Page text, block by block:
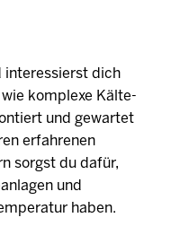
interessierst dich
komplexe Kälte-
und gewartet
erfahrenen
sorgst du dafür,
und
haben.